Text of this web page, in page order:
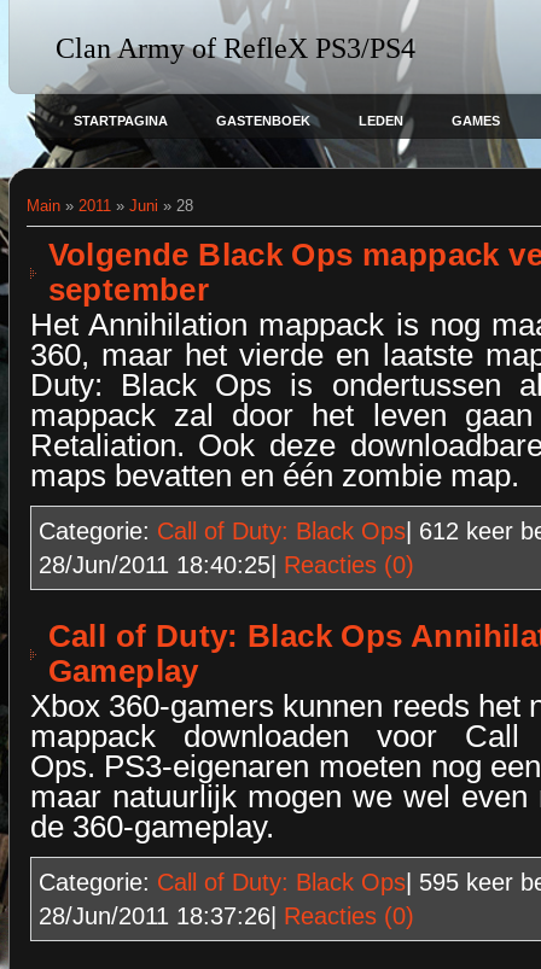
Clan Army of RefleX PS3/PS4
STARTPAGINA GASTENBOEK LEDEN GAMES
Main» 2011 » Juni » 28
Volgende Black Ops mappack
september
Het Annihilation mappack is nog
360, maar het vierde en laatste
Duty: Black Ops is ondertussen
mappack zal door het leven
Retaliation. Ook deze
maps bevatten en één zombie map.
Categorie: Call of Duty: Black Ops| 612 keer
28/Jun/2011 18:40:25| Reacties (0)
Call of Duty: Black Ops
Gameplay
Xbox 360-gamers kunnen reeds het
mappack downloaden voor
Ops. PS3-eigenaren moeten nog
maar natuurlijk mogen we wel even
de 360-gameplay.
Categorie: Call of Duty: Black Ops| 595 keer
28/Jun/2011 18:37:26| Reacties (0)